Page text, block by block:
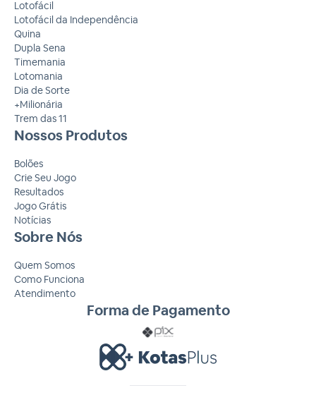
Lotofácil
Lotofácil da Independência
Quina
Dupla Sena
Timemania
Lotomania
Dia de Sorte
+Milionária
Trem das 11
Nossos Produtos
Bolões
Crie Seu Jogo
Resultados
Jogo Grátis
Notícias
Sobre Nós
Quem Somos
Como Funciona
Atendimento
Forma de Pagamento